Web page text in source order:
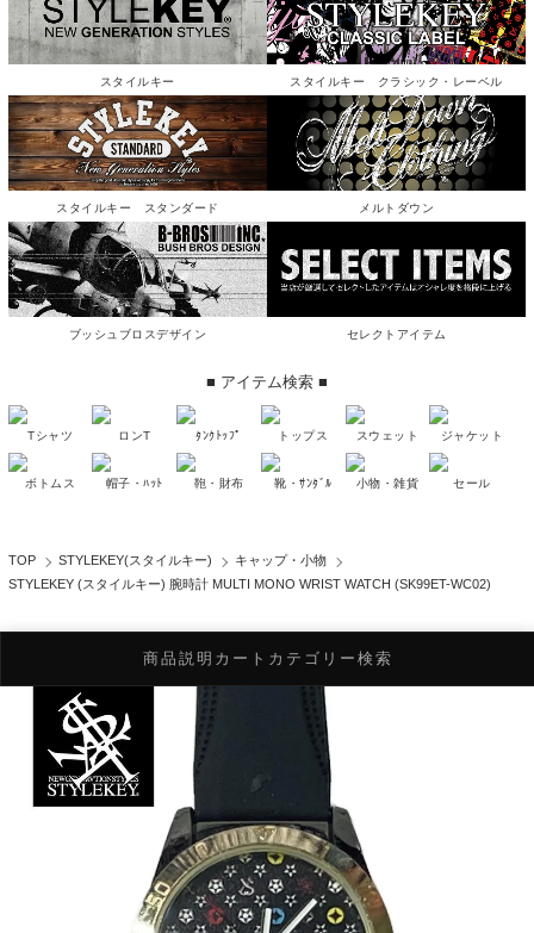
スタイルキー スタイルキー クラシック・レーベル
スタイルキー スタンダード メルトダウン
ブッシュブロスデザイン セレクトアイテム
■ アイテム検索 ■
Tシャツ ロンT ﾀﾝｸﾄｯﾌﾟ トップス スウェット ジャケット
ボトムス 帽子・ﾊｯﾄ 鞄・財布 靴・ｻﾝﾀﾞﾙ 小物・雑貨 セール
TOP STYLEKEY(スタイルキー)
キャップ・小物
STYLEKEY (スタイルキー) 腕時計 MULTI MONO WRIST WATCH (SK99ET-WC02)
商品説明 カート カテゴリー検索